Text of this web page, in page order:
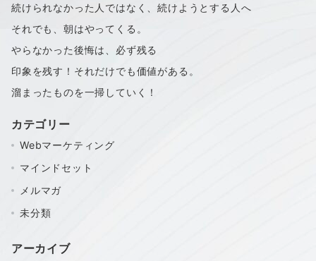
続けられなかった人ではなく、続けようとする人へ
それでも、朝はやってくる。
やらなかった後悔は、必ず残る
印象を残す！それだけでも価値がある。
溜まったものを一掃していく！
カテゴリー
Webマーケティング
マインドセット
メルマガ
未分類
アーカイブ